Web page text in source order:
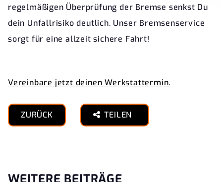
regelmäßigen Überprüfung der Bremse senkst Du
dein Unfallrisiko deutlich. Unser Bremsenservice
sorgt für eine allzeit sichere Fahrt!
Vereinbare jetzt deinen Werkstattermin.
ZURÜCK TEILEN